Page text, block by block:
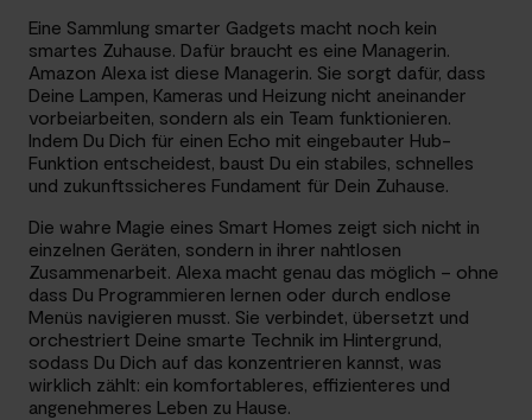
Eine Sammlung smarter Gadgets macht noch kein
smartes Zuhause. Dafür braucht es eine Managerin.
Amazon Alexa ist diese Managerin. Sie sorgt dafür, dass
Deine Lampen, Kameras und Heizung nicht aneinander
vorbeiarbeiten, sondern als ein Team funktionieren.
Indem Du Dich für einen Echo mit eingebauter Hub-
Funktion entscheidest, baust Du ein stabiles, schnelles
und zukunftssicheres Fundament für Dein Zuhause.
Die wahre Magie eines Smart Homes zeigt sich nicht in
einzelnen Geräten, sondern in ihrer nahtlosen
Zusammenarbeit. Alexa macht genau das möglich – ohne
dass Du Programmieren lernen oder durch endlose
Menüs navigieren musst. Sie verbindet, übersetzt und
orchestriert Deine smarte Technik im Hintergrund,
sodass Du Dich auf das konzentrieren kannst, was
wirklich zählt: ein komfortableres, effizienteres und
angenehmeres Leben zu Hause.